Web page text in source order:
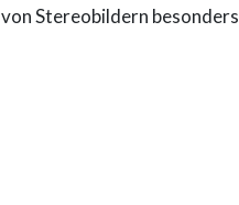
Stereobildern besonders